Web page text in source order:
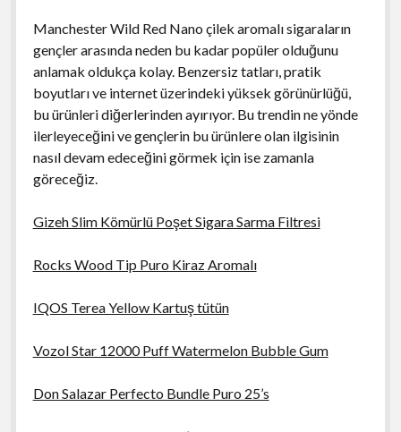
Manchester Wild Red Nano çilek aromalı sigaraların
gençler arasında neden bu kadar popüler olduğunu
anlamak oldukça kolay. Benzersiz tatları, pratik
boyutları ve internet üzerindeki yüksek görünürlüğü,
bu ürünleri diğerlerinden ayırıyor. Bu trendin ne yönde
ilerleyeceğini ve gençlerin bu ürünlere olan ilgisinin
nasıl devam edeceğini görmek için ise zamanla
göreceğiz.
Gizeh Slim Kömürlü Poşet Sigara Sarma Filtresi
Rocks Wood Tip Puro Kiraz Aromalı
IQOS Terea Yellow Kartuş tütün
Vozol Star 12000 Puff Watermelon Bubble Gum
Don Salazar Perfecto Bundle Puro 25’s